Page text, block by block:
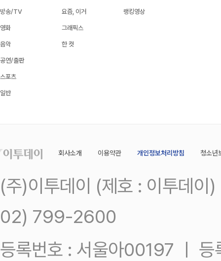
방송/TV
영화
음악
공연/출판
스포츠
일반
요즘, 이거
그래픽스
한 컷
랭킹영상
회사소개 이용약관 개인정보처리방침 청소년
(주)이투데이 (제호 : 이투데
02) 799-2600
등록번호 : 서울아00197 ㅣ